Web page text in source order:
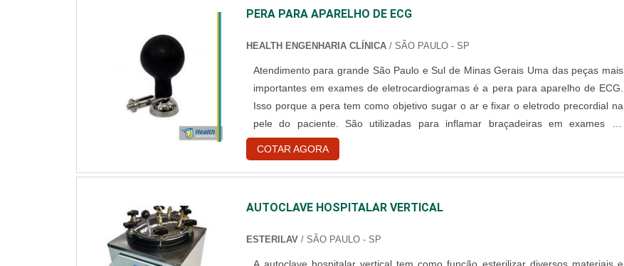
PERA PARA APARELHO DE ECG
HEALTH ENGENHARIA CLÍNICA/ SÃO PAULO - SP
Atendimento para grande São Paulo e Sul de Minas Gerais Uma das peças mais
importantes em exames de eletrocardiogramas é a pera para aparelho de ECG.
Isso porque a pera tem como objetivo sugar o ar e fixar o eletrodo precordial na
pele do paciente. São utilizadas para inflamar braçadeiras em exames de
pressão, para medir a pressão arterial do paciente. Algumas podem ser
oferecidas com ou sem luva dianteira para retenção de ar. As peras são fabr....
COTAR AGORA
AUTOCLAVE HOSPITALAR VERTICAL
ESTERILAV/ SÃO PAULO - SP
A autoclave hospitalar vertical tem como função esterilizar diversos materiais e